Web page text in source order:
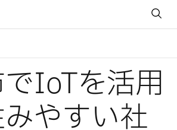
IoTを活用
やすい社